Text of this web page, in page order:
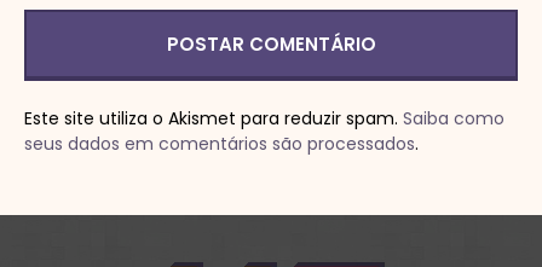
Este site utiliza o Akismet para reduzir spam. Saiba como
seus dados em comentários são processados.